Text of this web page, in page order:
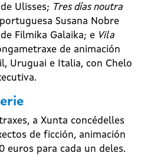
Ulisses; Tres días noutra
Susana Nobre
Filmika Galaika; e Vila
de animación
Uruguai e Italia, con Chelo
a Xunta concédelles
de ficción, animación
euros para cada un deles.